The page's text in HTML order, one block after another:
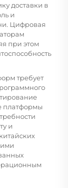
доставки в
и
Цифровая
при этом
требует
платформы
и